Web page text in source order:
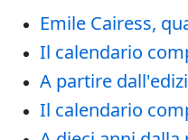
Emile Cairess,
Il calendario
A partire
Il calendario